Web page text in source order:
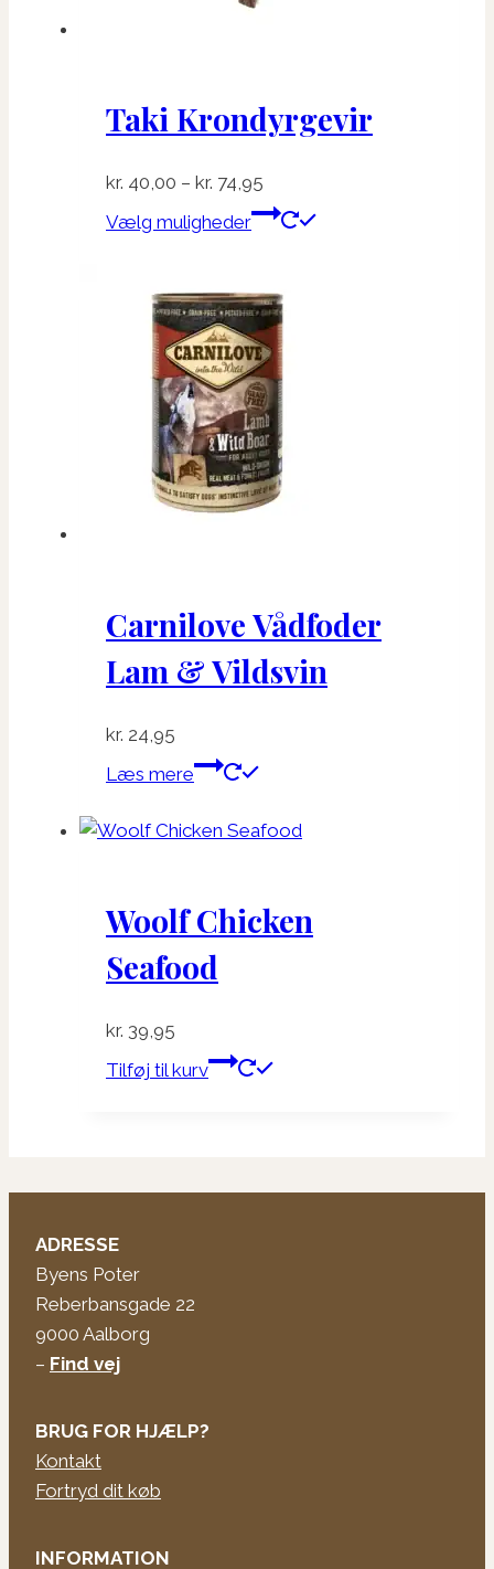
Taki Krondyrgevir
kr. 40,00 – kr. 74,95
kr. 40,00
Vælg muligheder
Dette
Carnilove Vådfoder
Lam & Vildsvin
kr. 24,95
Læs mere
Woolf Chicken
Seafood
kr. 39,95
Tilføj til kurv
ADRESSE
Byens Poter
Reberbansgade 22
9000 Aalborg
– Find vej
BRUG FOR HJÆLP?
Kontakt
Fortryd dit køb
INFORMATION